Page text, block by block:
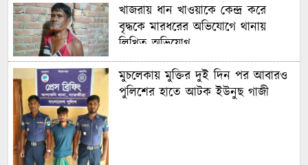
খাজরায় ধান খাওয়াকে কেন্দ্র করে
বৃদ্ধকে মারধরের অভিযোগে থানায়
লিখিত অভিযোগ
মুচলেকায় মুক্তির দুই দিন পর আবারও
পুলিশের হাতে আটক ইউনুছ গাজী